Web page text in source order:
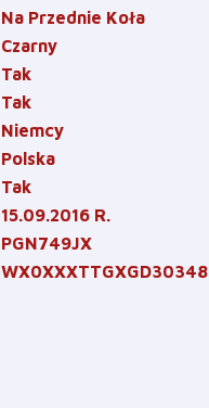
Na Przednie Koła
Czarny
Tak
Tak
Niemcy
Polska
Tak
15.09.2016 R.
PGN749JX
WX0XXXTTGXGD30348